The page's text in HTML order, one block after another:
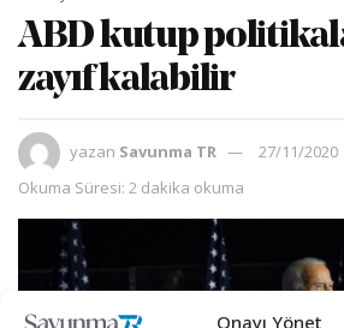
Onayı Yönet
ABD kutup
zayıf kalabilir
yazan Savunma TR
27/11/2020
Okuma Süresi: 2 dakika okuma